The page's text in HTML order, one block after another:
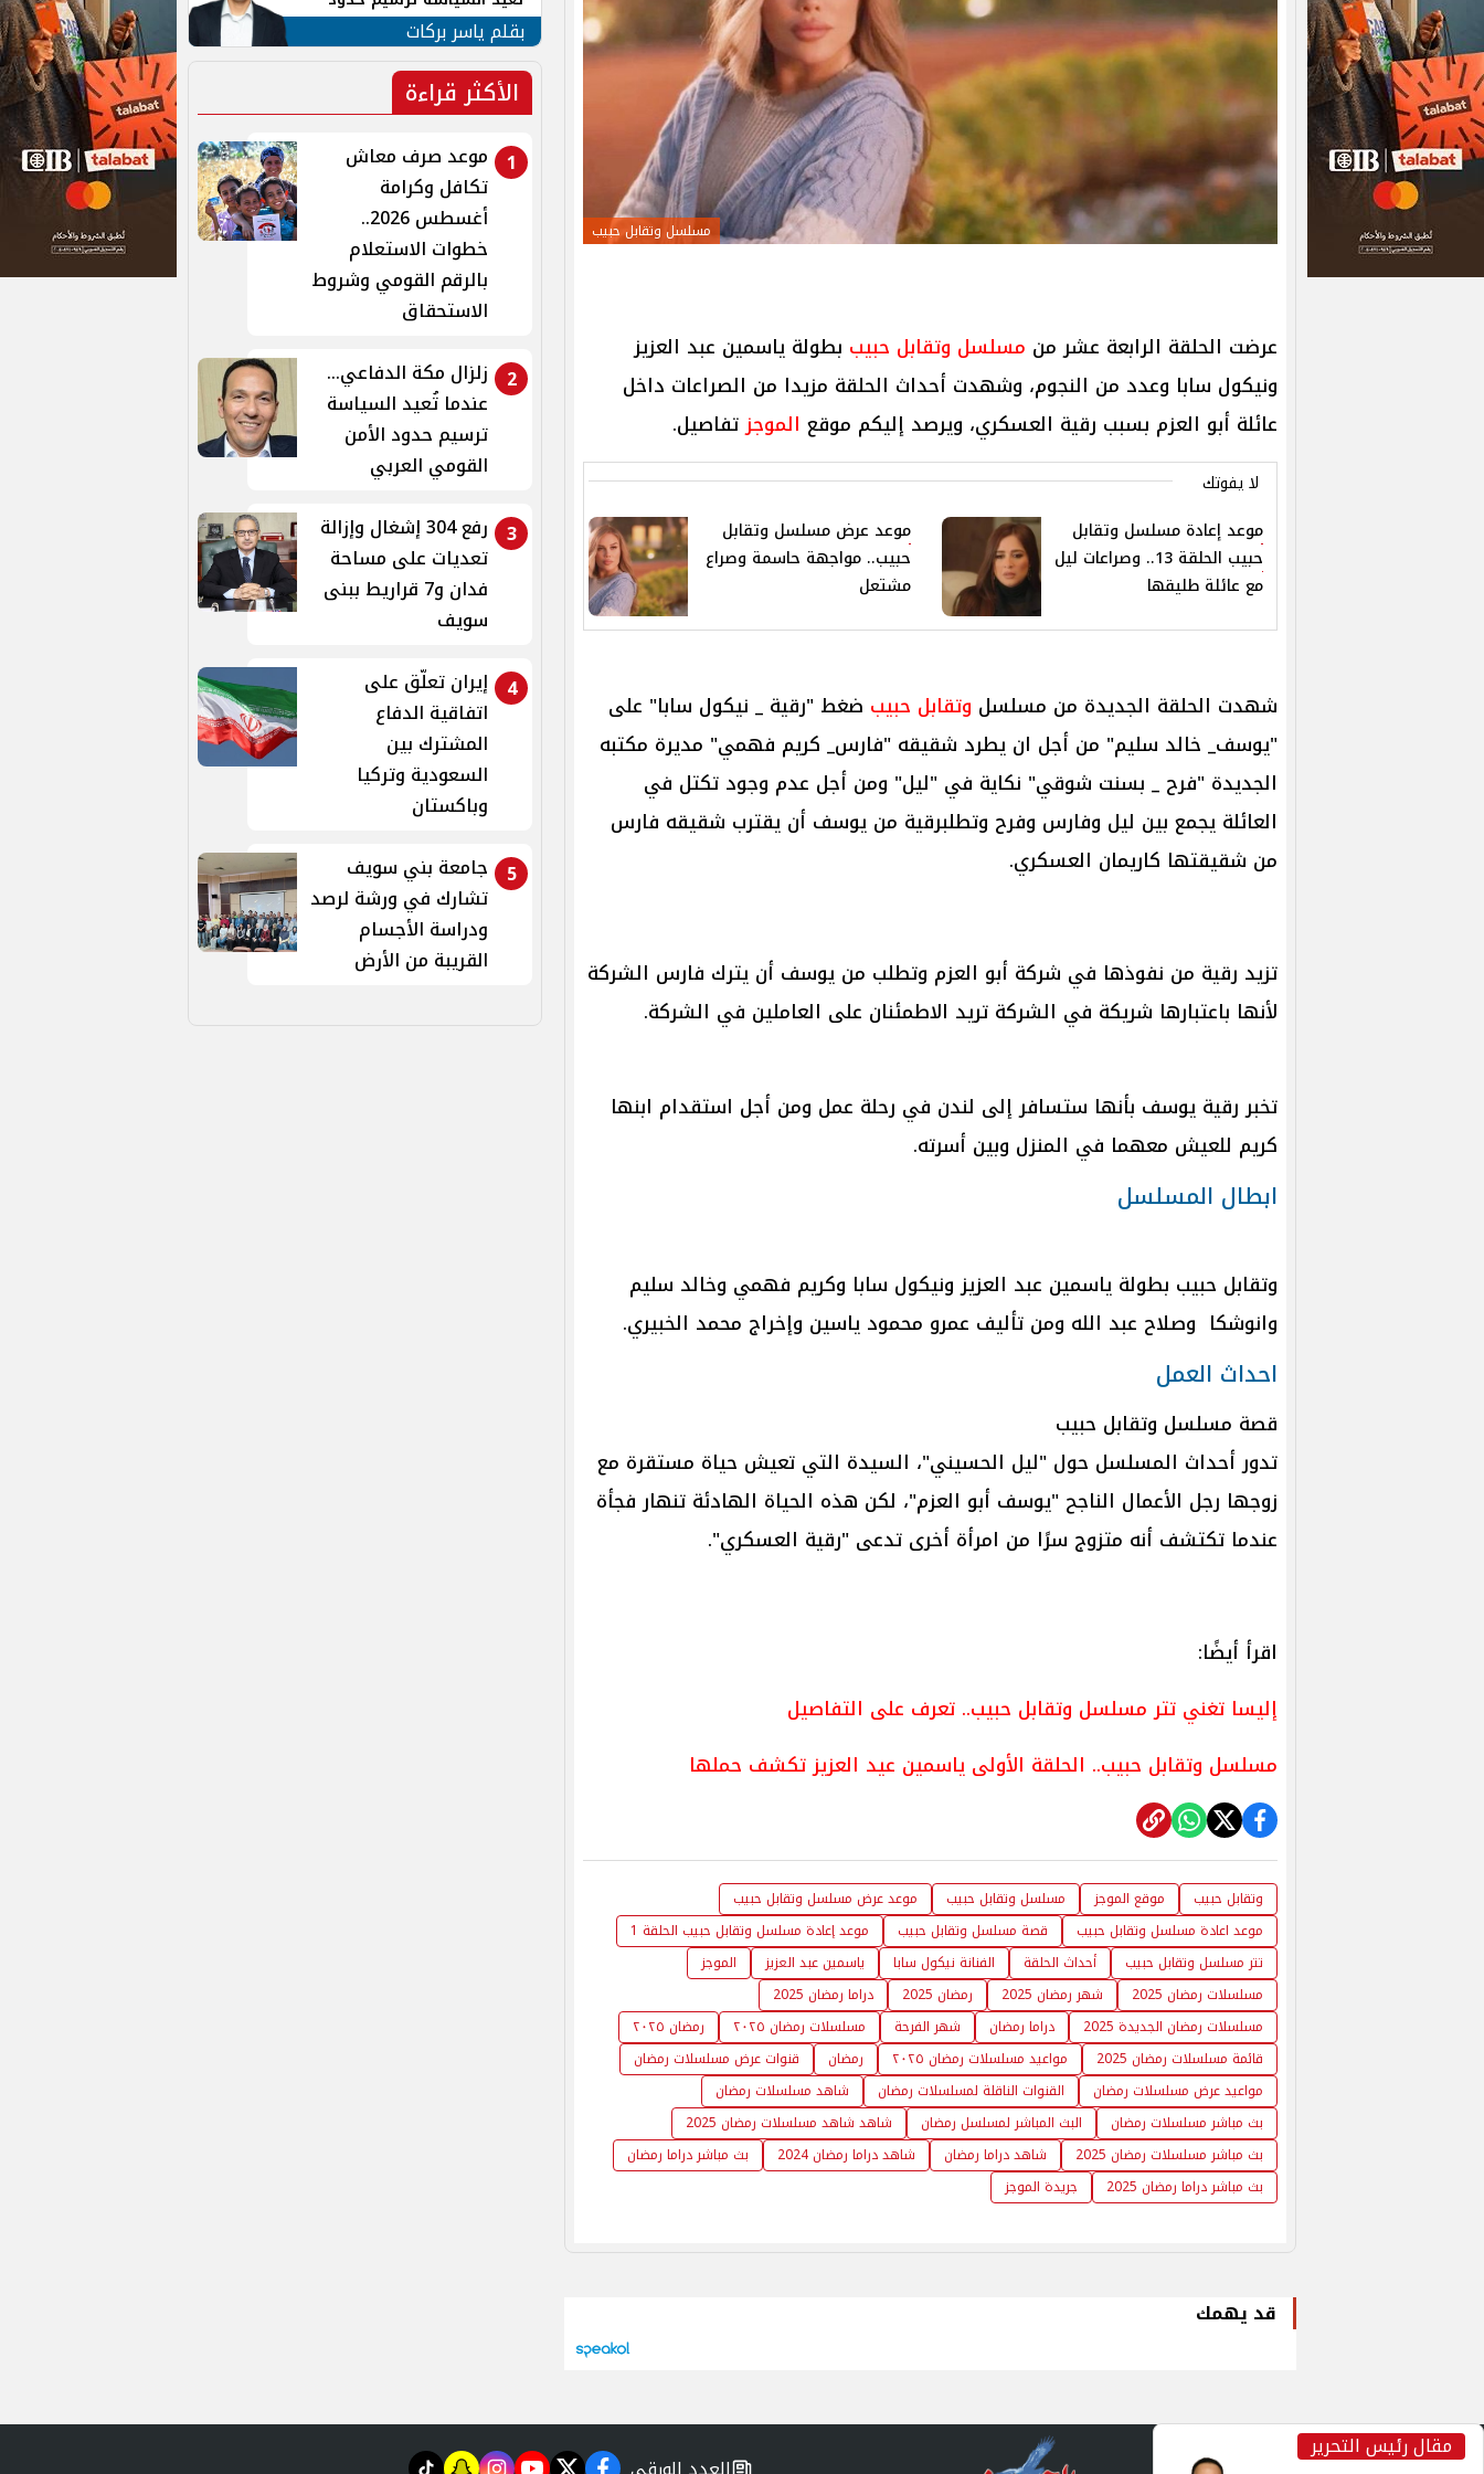
مسلسل وتقابل حبيب
عرضت الحلقة الرابعة عشر من مسلسل وتقابل حبيب بطولة ياسمين عبد العزيز
ونيكول سابا وعدد من النجوم، وشهدت أحداث الحلقة مزيدا من الصراعات داخل
عائلة أبو العزم بسبب رقية العسكري، ويرصد إليكم موقع الموجزتفاصيل.
لا يفوتك
موعد إعادة مسلسل وتقابل
حبيب الحلقة 13.. وصراعات ليل
مع عائلة طليقها
موعد عرض مسلسل وتقابل
حبيب.. مواجهة حاسمة وصراع
مشتعل
شهدت الحلقة الجديدة من مسلسل وتقابل حبيب ضغط "رقية _ نيكول سابا" على
"يوسف_ خالد سليم" من أجل ان يطرد شقيقه "فارس_ كريم فهمي" مديرة مكتبه
الجديدة "فرح _ بسنت شوقي" نكاية في "ليل" ومن أجل عدم وجود تكتل في
العائلة يجمع بين ليل وفارس وفرح وتطلبرقية من يوسف أن يقترب شقيقه فارس
من شقيقتها كاريمان العسكري.
تزيد رقية من نفوذها في شركة أبو العزم وتطلب من يوسف أن يترك فارس الشركة
لأنها باعتبارها شريكة في الشركة تريد الاطمئنان على العاملين في الشركة.
تخبر رقية يوسف بأنها ستسافر إلى لندن في رحلة عمل ومن أجل استقدام ابنها
كريم للعيش معهما في المنزل وبين أسرته.
ابطال المسلسل
وتقابل حبيب بطولة ياسمين عبد العزيز ونيكول سابا وكريم فهمي وخالد سليم
وانوشكا وصلاح عبد الله ومن تأليف عمرو محمود ياسين وإخراج محمد الخبيري.
احداث العمل
قصة مسلسل وتقابل حبيب
تدور أحداث المسلسل حول "ليل الحسيني"، السيدة التي تعيش حياة مستقرة مع
زوجها رجل الأعمال الناجح "يوسف أبو العزم"، لكن هذه الحياة الهادئة تنهار فجأة
عندما تكتشف أنه متزوج سرًا من امرأة أخرى تدعى "رقية العسكري".
اقرأ أيضًا:
إليسا تغني تتر مسلسل وتقابل حبيب.. تعرف على التفاصيل
مسلسل وتقابل حبيب.. الحلقة الأولى ياسمين عيد العزيز تكشف حملها
وتقابل حبيب موقع الموجز مسلسل وتقابل حبيب
موعد عرض مسلسل وتقابل حبيب
موعد اعادة مسلسل وتقابل حبيب
قصة مسلسل وتقابل حبيب
موعد إعادة مسلسل وتقابل حبيب الحلقة 1
تتر مسلسل وتقابل حبيب
أحداث الحلقة الفنانة نيكول سابا ياسمين عبد العزيز
الموجز
مسلسلات رمضان 2025
شهر رمضان 2025 رمضان 2025
دراما رمضان 2025
مسلسلات رمضان الجديدة 2025
دراما رمضان شهر الفرحة مسلسلات رمضان ٢٠٢٥
رمضان ٢٠٢٥
قائمة مسلسلات رمضان 2025
مواعيد مسلسلات رمضان ٢٠٢٥ رمضان
قنوات عرض مسلسلات رمضان
مواعيد عرض مسلسلات رمضان
القنوات الناقلة لمسلسلات رمضان
شاهد مسلسلات رمضان
بث مباشر مسلسلات رمضان
البث المباشر لمسلسل رمضان
شاهد شاهد مسلسلات رمضان 2025
بث مباشر مسلسلات رمضان 2025
شاهد دراما رمضان شاهد دراما رمضان 2024
بث مباشر دراما رمضان
بث مباشر دراما رمضان 2025
جريدة الموجز
قد يهمك
الأمن القومي العربي
بقلم ياسر بركات
الأكثر قراءة
1
موعد صرف معاش
تكافل وكرامة
أغسطس 2026..
خطوات الاستعلام
بالرقم القومي وشروط
الاستحقاق
2
زلزال مكة الدفاعي...
عندما تُعيد السياسة
ترسيم حدود الأمن
القومي العربي
3
رفع 304 إشغال وإزالة
تعديات على مساحة
فدان و7 قراريط ببنى
سويف
4
إيران تعلّق على
اتفاقية الدفاع
المشترك بين
السعودية وتركيا
وباكستان
5
جامعة بني سويف
تشارك في ورشة لرصد
ودراسة الأجسام
القريبة من الأرض
مقال رئيس التحرير